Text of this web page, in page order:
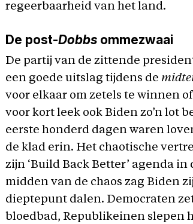
regeerbaarheid van het land.
De post-Dobbs ommezwaai
De partij van de zittende
een goede uitslag tijdens de
voor elkaar om zetels te winnen
voor kort leek ook Biden zo’n lot
eerste honderd dagen waren
de klad erin. Het chaotische
zijn ‘Build Back Better’ agenda
midden van de chaos zag Biden
dieptepunt dalen. Democraten
bloedbad, Republikeinen slepen